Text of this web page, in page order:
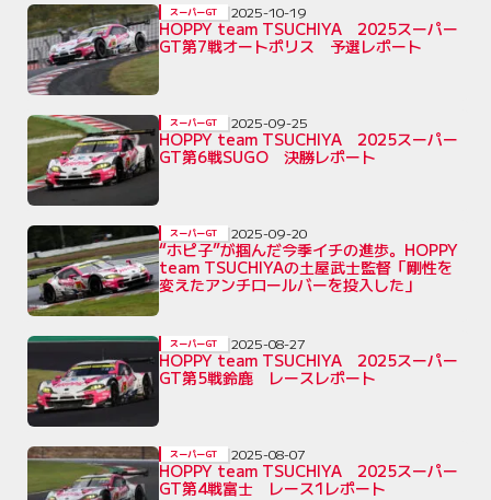
HOPPY team TSUCHIYA 2025スーパー
GT第7戦オートポリス 予選レポート
スーパーGT 2025-10-19
HOPPY team TSUCHIYA 2025スーパー
GT第6戦SUGO 決勝レポート
スーパーGT 2025-09-25
“ホピ子”が掴んだ今季イチの進歩。HOPPY
team TSUCHIYAの土屋武士監督「剛性を
変えたアンチロールバーを投入した」
スーパーGT 2025-09-20
HOPPY team TSUCHIYA 2025スーパー
GT第5戦鈴鹿 レースレポート
スーパーGT 2025-08-27
HOPPY team TSUCHIYA 2025スーパー
GT第4戦富士 レース1レポート
スーパーGT 2025-08-07